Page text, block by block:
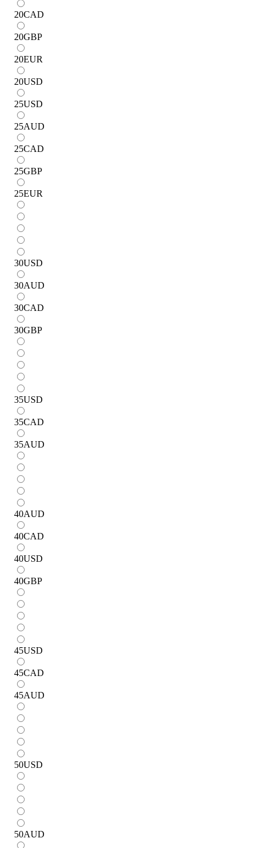
20CAD
20GBP
20EUR
20USD
25USD
25AUD
25CAD
25GBP
25EUR
30USD
30AUD
30CAD
30GBP
35USD
35CAD
35AUD
40AUD
40CAD
40USD
40GBP
45USD
45CAD
45AUD
50USD
50AUD